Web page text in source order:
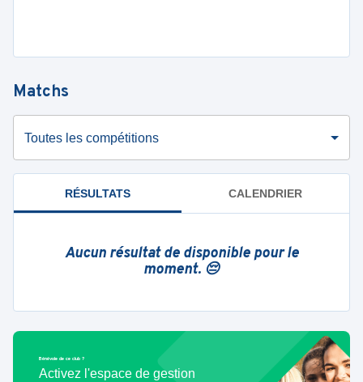
Matchs
Toutes les compétitions
RÉSULTATS CALENDRIER
Aucun résultat de disponible pour le
moment. 😔
Bénévole de ce club ?
Activez l'espace de gestion